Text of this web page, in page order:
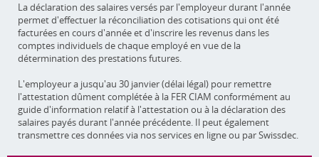
La déclaration des salaires versés par l'employeur durant l'année
permet d'effectuer la réconciliation des cotisations qui ont été
facturées en cours d'année et d'inscrire les revenus dans les
comptes individuels de chaque employé en vue de la
détermination des prestations futures.
L'employeur a jusqu'au 30 janvier (délai légal) pour remettre
l'attestation dûment complétée à la FER CIAM conformément au
guide d'information relatif à l'attestation ou à la déclaration des
salaires payés durant l'année précédente. Il peut également
transmettre ces données via nos services en ligne ou par Swissdec.